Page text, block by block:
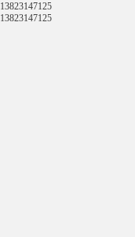
13823147125
13823147125